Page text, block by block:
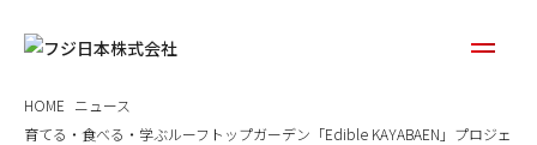
HOME ニュース
育てる・食べる・学ぶルーフトップガーデン「Edible KAYABAEN」プロジェ